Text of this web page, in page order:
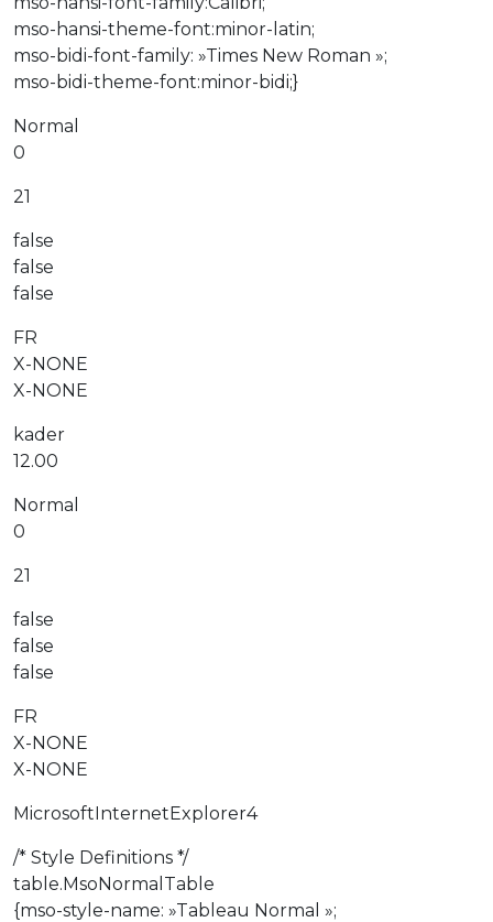
mso-hansi-theme-font:minor-latin;
mso-bidi-font-family: »Times New Roman »;
mso-bidi-theme-font:minor-bidi;}
Normal
0
21
false
false
false
FR
X-NONE
X-NONE
kader
12.00
Normal
0
21
false
false
false
FR
X-NONE
X-NONE
MicrosoftInternetExplorer4
/* Style Definitions */
table.MsoNormalTable
{mso-style-name: »Tableau Normal »;